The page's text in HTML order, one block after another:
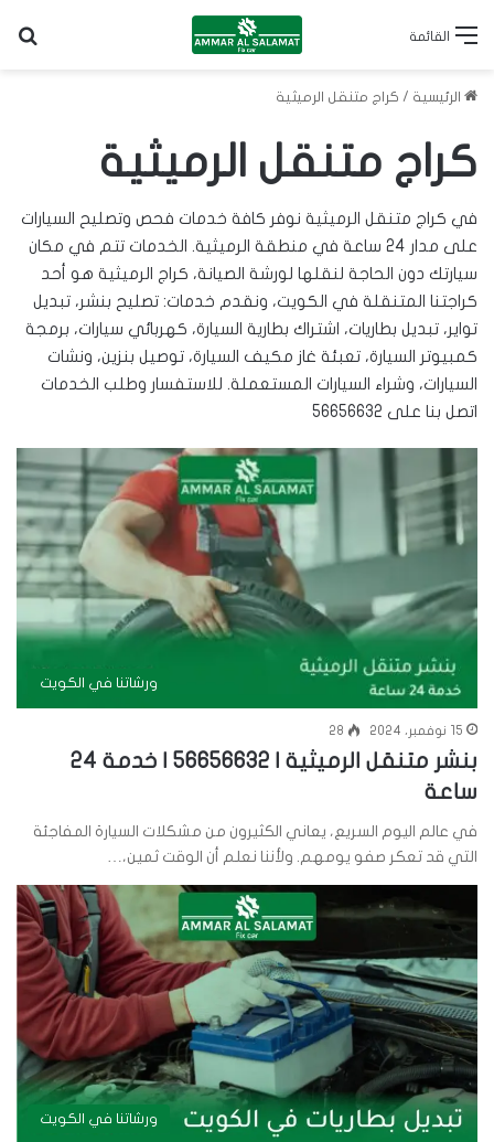
القائمة
الرئيسية / كراج متنقل الرميثية
كراج متنقل الرميثية
في كراج متنقل الرميثية نوفر كافة خدمات فحص وتصليح السيارات
على مدار 24 ساعة في منطقة الرميثية. الخدمات تتم في مكان
سيارتك دون الحاجة لنقلها لورشة الصيانة، كراج الرميثية هو أحد
كراجتنا المتنقلة في الكويت، ونقدم خدمات: تصليح بنشر، تبديل
تواير، تبديل بطاريات، اشتراك بطارية السيارة، كهربائي سيارات، برمجة
كمبيوتر السيارة، تعبئة غاز مكيف السيارة، توصيل بنزين، ونشات
السيارات، وشراء السيارات المستعملة. للاستفسار وطلب الخدمات
اتصل بنا على 56656632
ورشاتنا في الكويت
15 نوفمبر، 2024 28
بنشر متنقل الرميثية | 56656632 | خدمة 24
ساعة
في عالم اليوم السريع، يعاني الكثيرون من مشكلات السيارة المفاجئة
التي قد تعكر صفو يومهم. ولأننا نعلم أن الوقت ثمين،…
ورشاتنا في الكويت